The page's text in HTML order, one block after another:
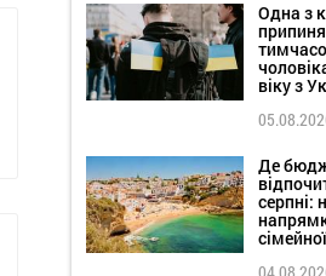
Одна з
віку з
Де
серпні: